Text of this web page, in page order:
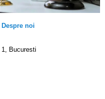
Despre noi
Bucuresti